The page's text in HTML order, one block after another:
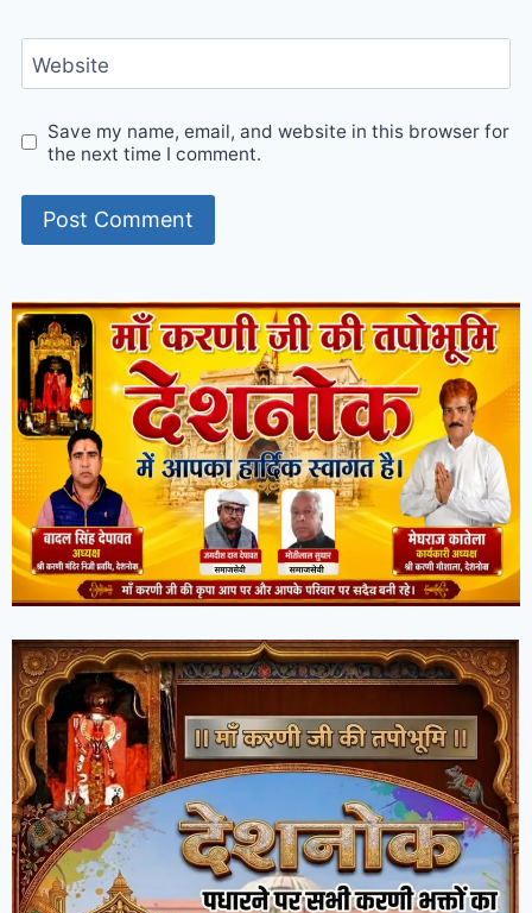
Website
Save my name, email, and website in this browser for
the next time I comment.